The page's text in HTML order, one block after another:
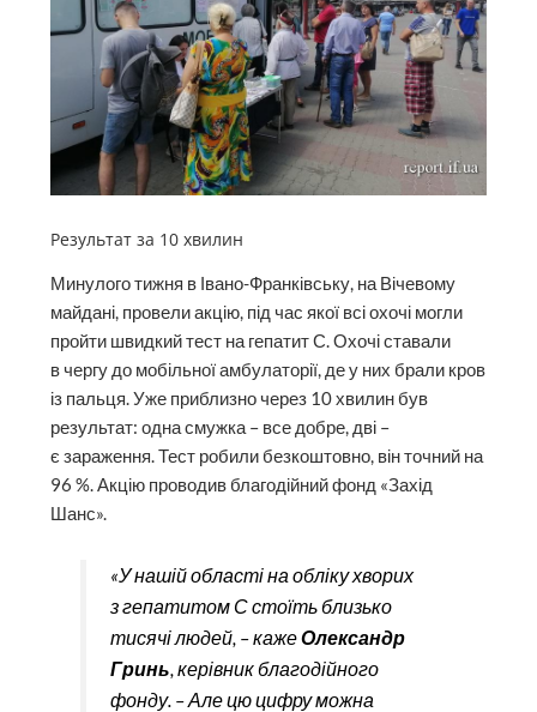
Результат за 10 хвилин
Минулого тижня в Івано-Франківську, на Вічевому
майдані, провели акцію, під час якої всі охочі могли
пройти швидкий тест на гепатит С. Охочі ставали
в чергу до мобільної амбулаторії, де у них брали кров
із пальця. Уже приблизно через 10 хвилин був
результат: одна смужка – все добре, дві –
є зараження. Тест робили безкош­товно, він точний на
96 %. Акцію проводив благодійний фонд «Захід
Шанс».
«У нашій області на обліку хворих
з гепатитом С стоїть близько
тисячі людей, – кажеОлександр
Гринь, керівник благодійного
фонду. – Але цю цифру можна